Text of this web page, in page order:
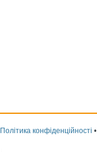
Політика конфіденційності •